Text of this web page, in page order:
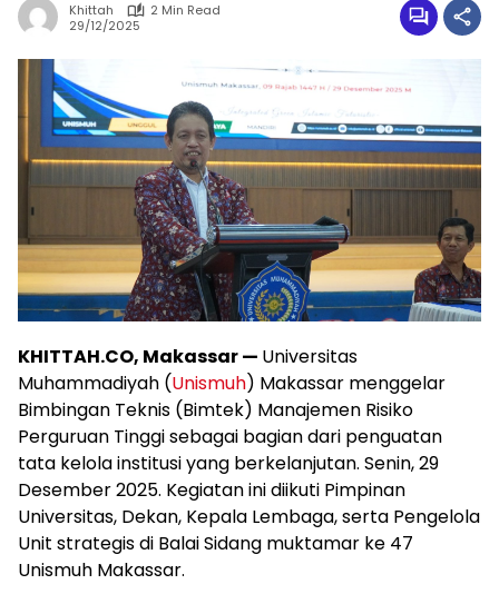
Khittah
2 Min Read
29/12/2025
KHITTAH.CO, Makassar — Universitas
Muhammadiyah (Unismuh) Makassar menggelar
Bimbingan Teknis (Bimtek) Manajemen Risiko
Perguruan Tinggi sebagai bagian dari penguatan
tata kelola institusi yang berkelanjutan. Senin, 29
Desember 2025. Kegiatan ini diikuti Pimpinan
Universitas, Dekan, Kepala Lembaga, serta Pengelola
Unit strategis di Balai Sidang muktamar ke 47
Unismuh Makassar.